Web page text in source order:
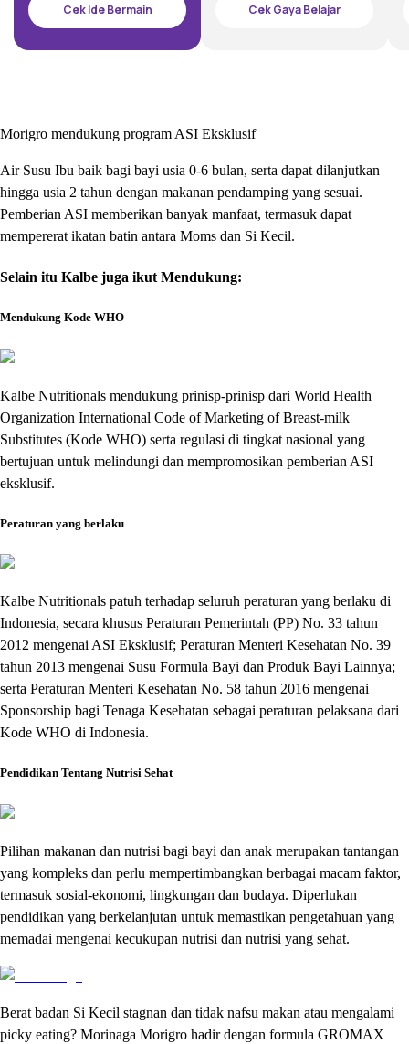
Cek Ide Bermain Cek Gaya Belajar
Morigro mendukung program ASI Eksklusif
Air Susu Ibu baik bagi bayi usia 0-6 bulan, serta dapat dilanjutkan
hingga usia 2 tahun dengan makanan pendamping yang sesuai.
Pemberian ASI memberikan banyak manfaat, termasuk dapat
mempererat ikatan batin antara Moms dan Si Kecil.
Selain itu Kalbe juga ikut Mendukung:
Mendukung Kode WHO
Kalbe Nutritionals mendukung prinisp-prinisp dari World Health
Organization International Code of Marketing of Breast-milk
Substitutes (Kode WHO) serta regulasi di tingkat nasional yang
bertujuan untuk melindungi dan mempromosikan pemberian ASI
eksklusif.
Peraturan yang berlaku
Kalbe Nutritionals patuh terhadap seluruh peraturan yang berlaku di
Indonesia, secara khusus Peraturan Pemerintah (PP) No. 33 tahun
2012 mengenai ASI Eksklusif; Peraturan Menteri Kesehatan No. 39
tahun 2013 mengenai Susu Formula Bayi dan Produk Bayi Lainnya;
serta Peraturan Menteri Kesehatan No. 58 tahun 2016 mengenai
Sponsorship bagi Tenaga Kesehatan sebagai peraturan pelaksana dari
Kode WHO di Indonesia.
Pendidikan Tentang Nutrisi Sehat
Pilihan makanan dan nutrisi bagi bayi dan anak merupakan tantangan
yang kompleks dan perlu mempertimbangkan berbagai macam faktor,
termasuk sosial-ekonomi, lingkungan dan budaya. Diperlukan
pendidikan yang berkelanjutan untuk memastikan pengetahuan yang
memadai mengenai kecukupan nutrisi dan nutrisi yang sehat.
Berat badan Si Kecil stagnan dan tidak nafsu makan atau mengalami
picky eating? Morinaga Morigro hadir dengan formula GROMAX